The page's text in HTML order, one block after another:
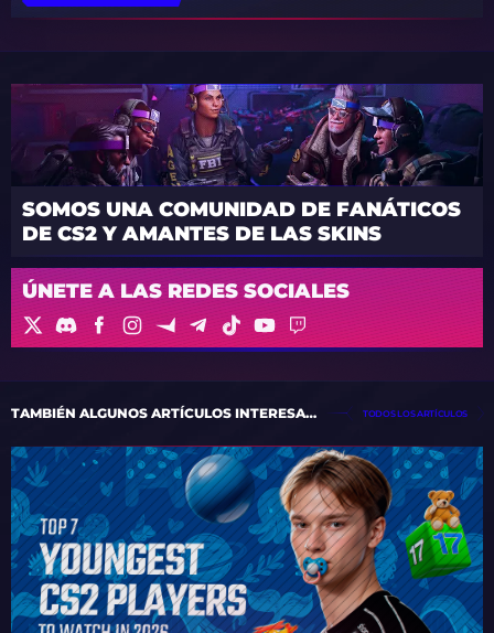
SOMOS UNA COMUNIDAD DE FANÁTICOS
DE CS2 Y AMANTES DE LAS SKINS
ÚNETE A LAS REDES SOCIALES
TAMBIÉN ALGUNOS ARTÍCULOS INTERESANTES TODOS LOS ARTÍCULOS